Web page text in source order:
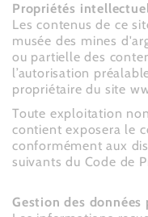
Propriétés
Les contenus de ce
musée des mines
ou partielle des
l’autorisation
propriétaire du site
Toute exploitation
contient exposera le
conformément aux
suivants du Code de
Gestion des données